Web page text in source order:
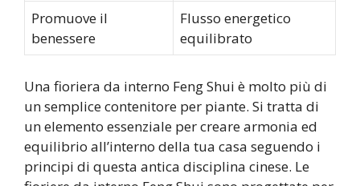
Promuove il
benessere
Flusso energetico
equilibrato
Una fioriera da interno Feng Shui è molto più di
un semplice contenitore per piante. Si tratta di
un elemento essenziale per creare armonia ed
equilibrio all’interno della tua casa seguendo i
principi di questa antica disciplina cinese. Le